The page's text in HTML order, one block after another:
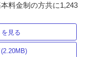
料金制の方共に1,243
見る